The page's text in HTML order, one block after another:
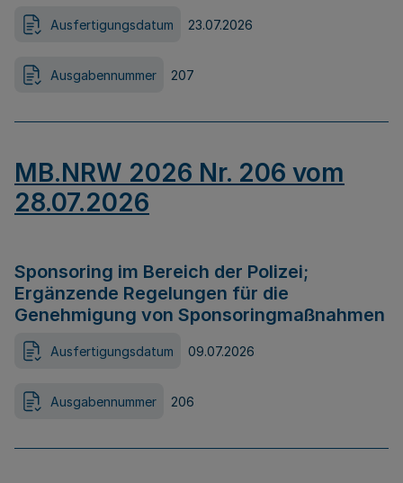
Ausfertigungsdatum 23.07.2026
Ausgabennummer 207
MB.NRW 2026 Nr. 206 vom
28.07.2026
Sponsoring im Bereich der Polizei;
Ergänzende Regelungen für die
Genehmigung von Sponsoringmaßnahmen
Ausfertigungsdatum 09.07.2026
Ausgabennummer 206